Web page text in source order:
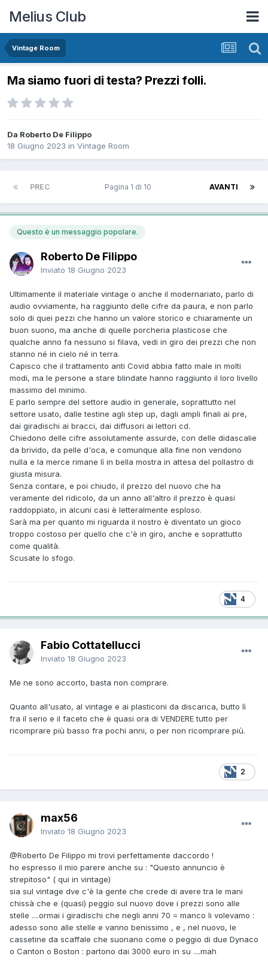
Melius Club
Vintage Room
Ma siamo fuori di testa? Prezzi folli.
Da Roberto De Filippo
18 Giugno 2023 in Vintage Room
PREC AVANTI
Pagina 1 di 10
Questo è un messaggio popolare.
Roberto De Filippo
Inviato 18 Giugno 2023
Ultimamente il materiale vintage o anche il modernariato, parlo di
audio ovviamente, ha raggiunto delle cifre da paura, e non parlo
solo di quei pezzi che hanno un valore storico e chiaramente un
buon suono, ma anche di quelle porcheria plasticose che
qualche anno fa nessuno si filava, vedi in giro dei prezzi che non
stanno né in cielo né in terra.
Capisco che il trattamento anti Covid abbia fatto male in molti
modi, ma le persone a stare blindate hanno raggiunto il loro livello
massimo del minimo.
E parlo sempre del settore audio in generale, soprattutto nel
settore usato, dalle testine agli step up, dagli ampli finali ai pre,
dai giradischi ai bracci, dai diffusori ai lettori cd.
Chiedono delle cifre assolutamente assurde, con delle didascalie
da brivido, da pelle d'oca, e comunque alla fine non vendono
nulla e la merce rimane lì in bella mostra in attesa del pollastro di
giusta misura.
Senza contare, e poi chiudo, il prezzo del nuovo che ha
veramente del ridicolo, da un anno all'altro il prezzo è quasi
raddoppiato, in alcuni casi è letteralmente esploso.
Sarà ma per quanto mi riguarda il nostro è diventato un gioco
troppo costoso per quello che c'è in giro, anche e soprattutto
come qualità.
Scusate lo sfogo.
4
Fabio Cottatellucci
Inviato 18 Giugno 2023
Me ne sono accorto, basta non comprare.
Quanto all'usato, al vintage e ai plasticoni da discarica, butto lì
fra il serio e il faceto che è quasi ora di VENDERE tutto per
ricomprare più basso fra pochi anni, o per non ricomprare più.
2
max56
Inviato 18 Giugno 2023
@Roberto De Filippo mi trovi perfettamente daccordo !
ho espresso il mio parere anche su : "Questo annuncio è
strepitoso" ( qui in vintage)
sia sul vintage dve c'è la gente che crede di avere tra le mani
chissà che e (quasi) peggio sul nuovo dove i prezzi sono alle
stelle ....ormai i giradischi che negli anni 70 = manco li volevamo :
adesso sono alle stelle e vanno benissimo , e , nel nuovo, le
cassetine da scaffale che suonano come o peggio di due Dynaco
o Canton o Boston : partono dai 3000 euro in su ....mah